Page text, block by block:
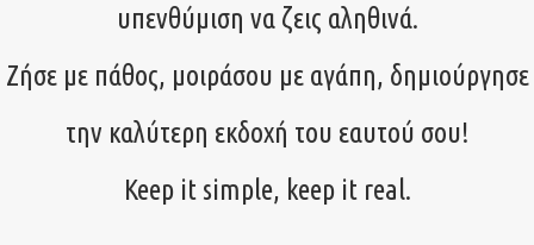
υπενθύμιση να ζεις αληθινά.
Ζήσε με πάθος, μοιράσου με αγάπη, δημιούργησε
την καλύτερη εκδοχή του εαυτού σου!
Keep it simple, keep it real.